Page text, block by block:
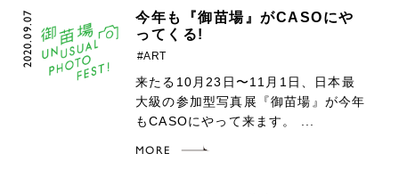
2020.09.07
今年も『御苗場』がCASOにや
ってくる!
#ART
来たる10月23日〜11月1日、日本最
大級の参加型写真展『御苗場』が今年
もCASOにやって来ます。 ...
MORE